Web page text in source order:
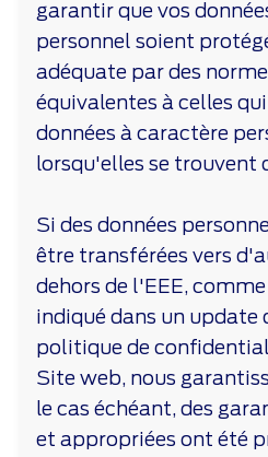
garantir que vos
personnel soient
adéquate par des
équivalentes à celles
données à caractère
lorsqu'elles se trouvent
Si des données
être transférées vers
dehors de l'EEE,
indiqué dans un update
politique de
Site web, nous
le cas échéant, des
et appropriées ont été